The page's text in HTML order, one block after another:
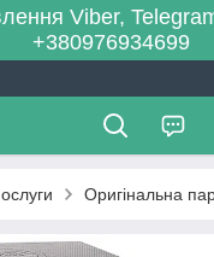
Viber,
+380976934699
Оригінальна